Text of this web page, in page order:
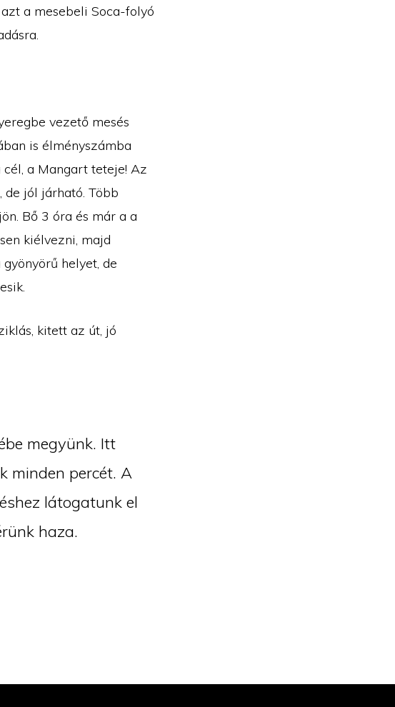
a mesebeli Soca-folyó
vezető mesés
is élményszámba
a Mangart teteje! Az
de jól járható. Több
Bő 3 óra és már a a
kiélvezni, majd
helyet, de
kitett az út, jó
megyünk. Itt
minden percét. A
látogatunk el
haza.